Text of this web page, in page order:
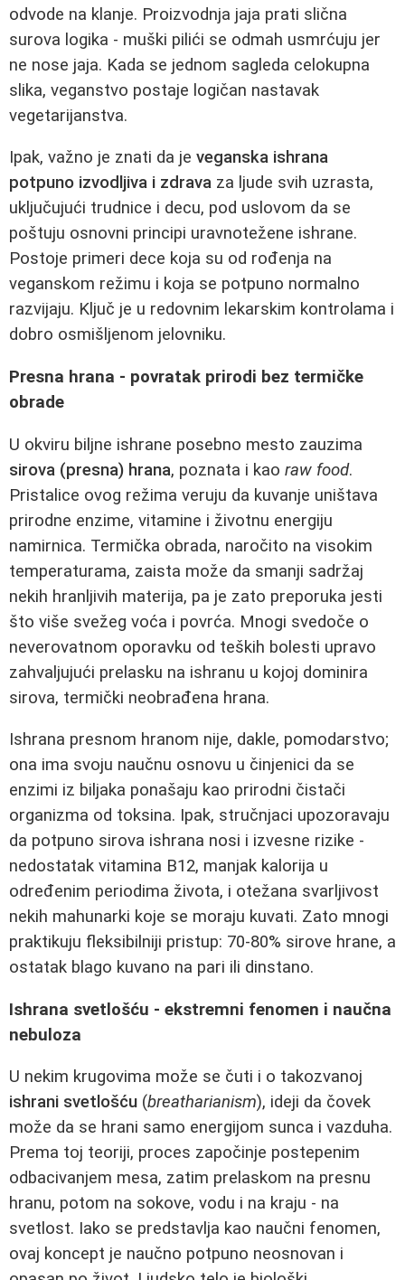
odvode na klanje. Proizvodnja jaja prati slična
surova logika - muški pilići se odmah usmrćuju jer
ne nose jaja. Kada se jednom sagleda celokupna
slika, veganstvo postaje logičan nastavak
vegetarijanstva.
Ipak, važno je znati da je veganska ishrana
potpuno izvodljiva i zdrava za ljude svih uzrasta,
uključujući trudnice i decu, pod uslovom da se
poštuju osnovni principi uravnotežene ishrane.
Postoje primeri dece koja su od rođenja na
veganskom režimu i koja se potpuno normalno
razvijaju. Ključ je u redovnim lekarskim kontrolama i
dobro osmišljenom jelovniku.
Presna hrana - povratak prirodi bez termičke
obrade
U okviru biljne ishrane posebno mesto zauzima
sirova (presna) hrana, poznata i kao raw food.
Pristalice ovog režima veruju da kuvanje uništava
prirodne enzime, vitamine i životnu energiju
namirnica. Termička obrada, naročito na visokim
temperaturama, zaista može da smanji sadržaj
nekih hranljivih materija, pa je zato preporuka jesti
što više svežeg voća i povrća. Mnogi svedoče o
neverovatnom oporavku od teških bolesti upravo
zahvaljujući prelasku na ishranu u kojoj dominira
sirova, termički neobrađena hrana.
Ishrana presnom hranom nije, dakle, pomodarstvo;
ona ima svoju naučnu osnovu u činjenici da se
enzimi iz biljaka ponašaju kao prirodni čistači
organizma od toksina. Ipak, stručnjaci upozoravaju
da potpuno sirova ishrana nosi i izvesne rizike -
nedostatak vitamina B12, manjak kalorija u
određenim periodima života, i otežana svarljivost
nekih mahunarki koje se moraju kuvati. Zato mnogi
praktikuju fleksibilniji pristup: 70-80% sirove hrane, a
ostatak blago kuvano na pari ili dinstano.
Ishrana svetlošću - ekstremni fenomen i naučna
nebuloza
U nekim krugovima može se čuti i o takozvanoj
ishrani svetlošću (breatharianism), ideji da čovek
može da se hrani samo energijom sunca i vazduha.
Prema toj teoriji, proces započinje postepenim
odbacivanjem mesa, zatim prelaskom na presnu
hranu, potom na sokove, vodu i na kraju - na
svetlost. Iako se predstavlja kao naučni fenomen,
ovaj koncept je naučno potpuno neosnovan i